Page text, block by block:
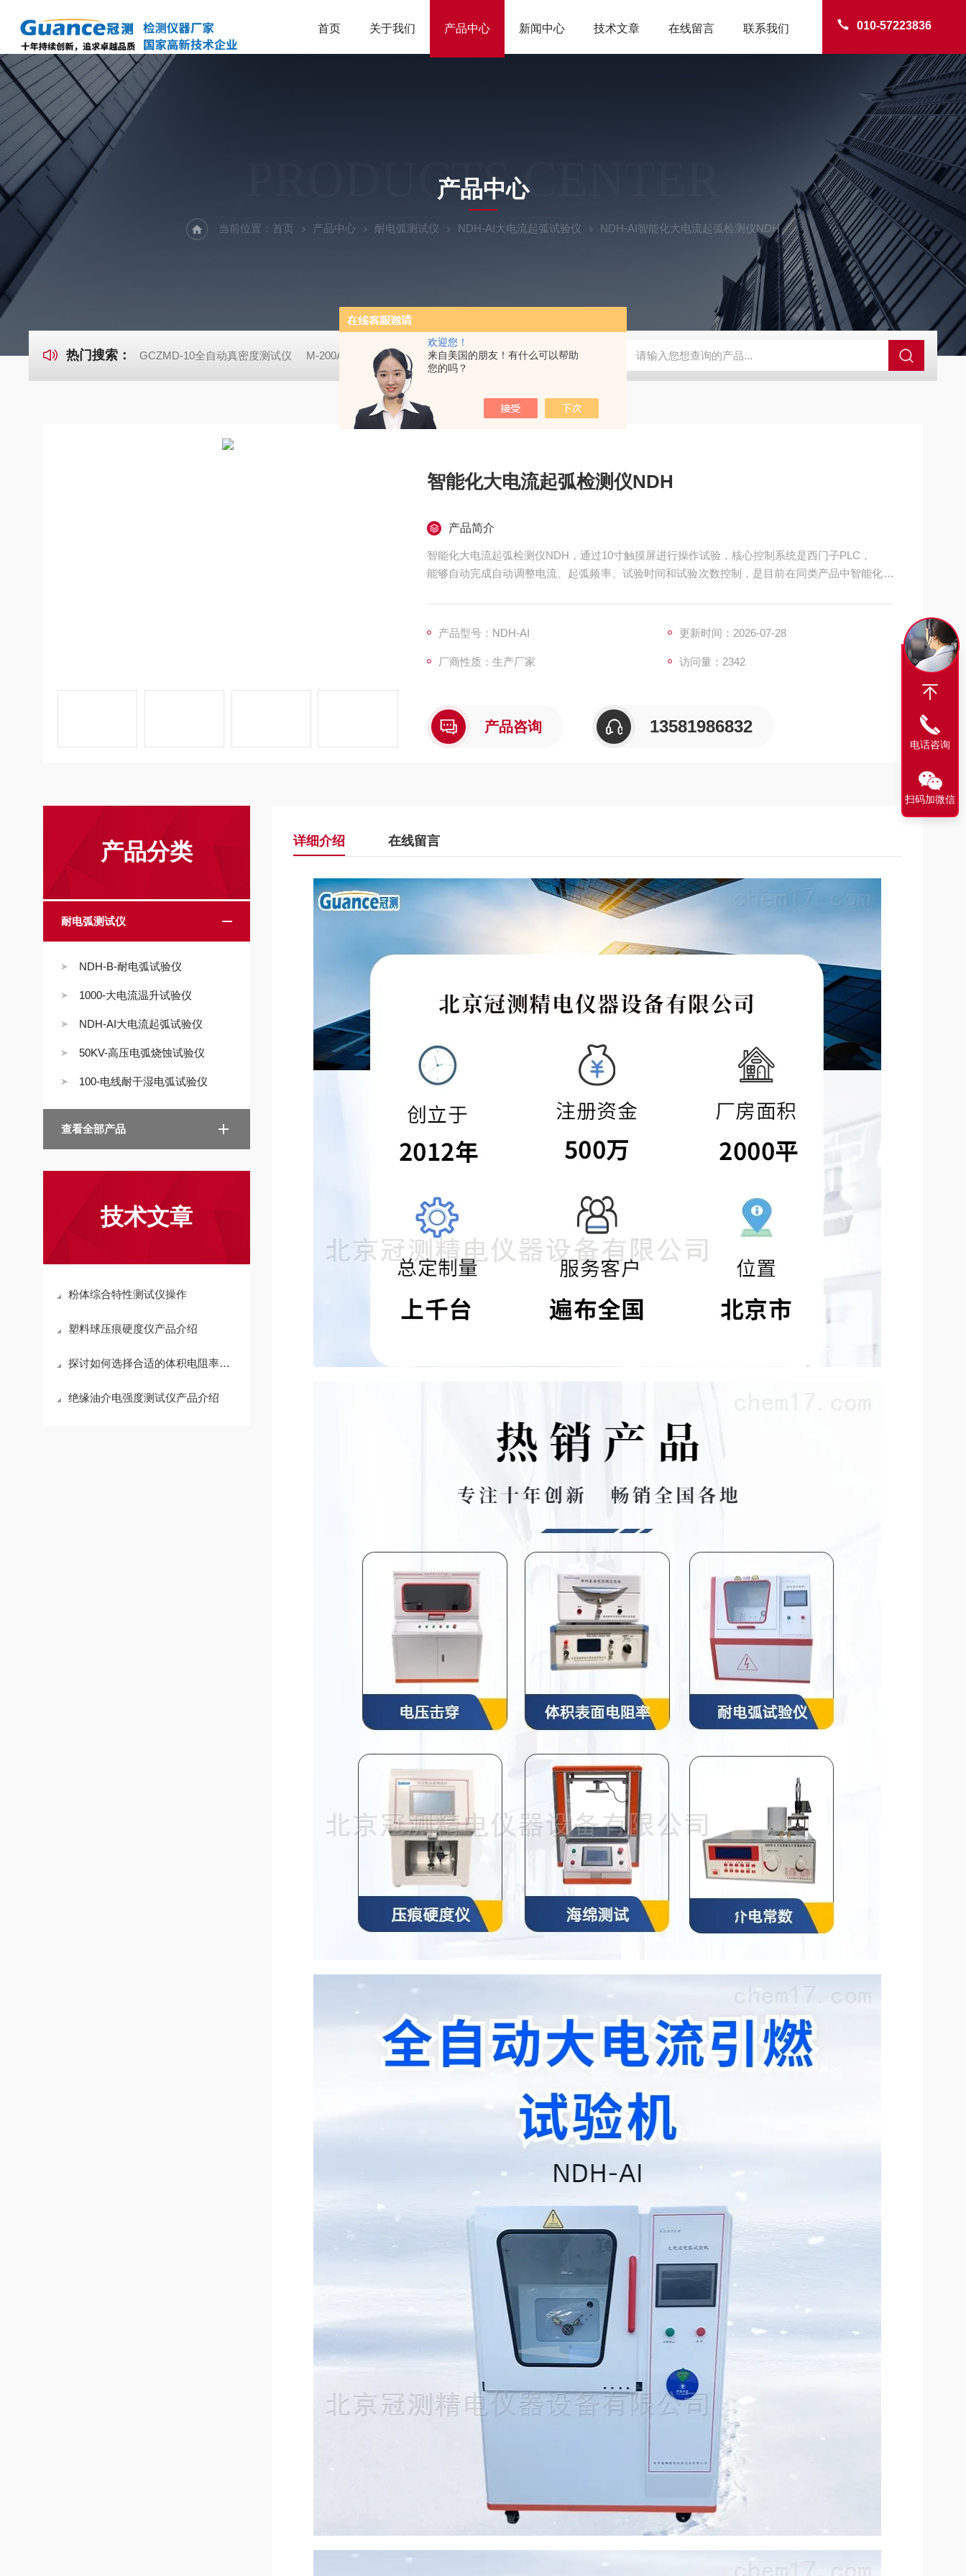
欢迎您！
来自美国的朋友！有什么可以帮助
您的吗？
010-57223836
首页 关于我们 产品中心 新闻中心 技术文章 在线留言 联系我们
PRODUCTS CENTER
产品中心
当前位置： 首页 产品中心 耐电弧测试仪 NDH-AI大电流起弧试验仪 NDH-AI智能化大电流起弧检测仪NDH
热门搜索： GCZMD-10全自动真密度测试仪 M-200A微动摩擦磨损实验机 GCDDJ-50Kv电压击穿试验仪-微机控制 GCDDJ-50Kv绝缘材料电压击穿强度试验机 GCDDJ-100Kv
智能化大电流起弧检测仪NDH
产品简介
智能化大电流起弧检测仪NDH，通过10寸触摸屏进行操作试验，核心控制系统是西门子PLC，
能够自动完成自动调整电流、起弧频率、试验时间和试验次数控制，是目前在同类产品中智能化和
产品型号：NDH-AI 更新时间：2026-07-28
厂商性质：生产厂家 访问量：2342
产品咨询 13581986832
产品分类
耐电弧测试仪
NDH-B-耐电弧试验仪
1000-大电流温升试验仪
NDH-AI大电流起弧试验仪
50KV-高压电弧烧蚀试验仪
100-电线耐干湿电弧试验仪
查看全部产品
技术文章
粉体综合特性测试仪操作
塑料球压痕硬度仪产品介绍
探讨如何选择合适的体积电阻率测试仪？
绝缘油介电强度测试仪产品介绍
详细介绍 在线留言
电话咨询
扫码加微信